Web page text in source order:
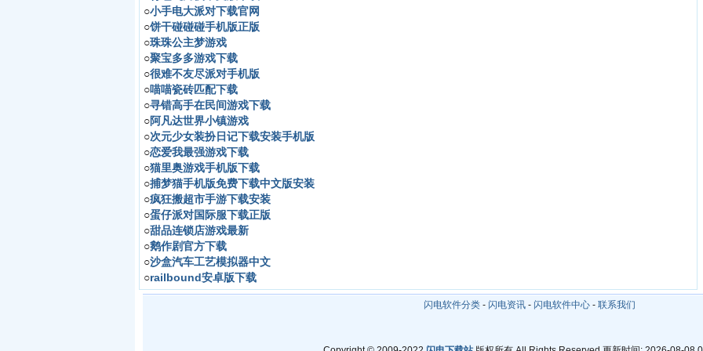
○小手电大派对下载官网
○饼干碰碰碰手机版正版
○珠珠公主梦游戏
○聚宝多多游戏下载
○很难不友尽派对手机版
○喵喵瓷砖匹配下载
○寻错高手在民间游戏下载
○阿凡达世界小镇游戏
○次元少女装扮日记下载安装手机版
○恋爱我最强游戏下载
○猫里奥游戏手机版下载
○捕梦猫手机版免费下载中文版安装
○疯狂搬超市手游下载安装
○蛋仔派对国际服下载正版
○甜品连锁店游戏最新
○鹅作剧官方下载
○沙盒汽车工艺模拟器中文
○railbound安卓版下载
闪电软件分类- 闪电资讯- 闪电软件中心- 联系我们